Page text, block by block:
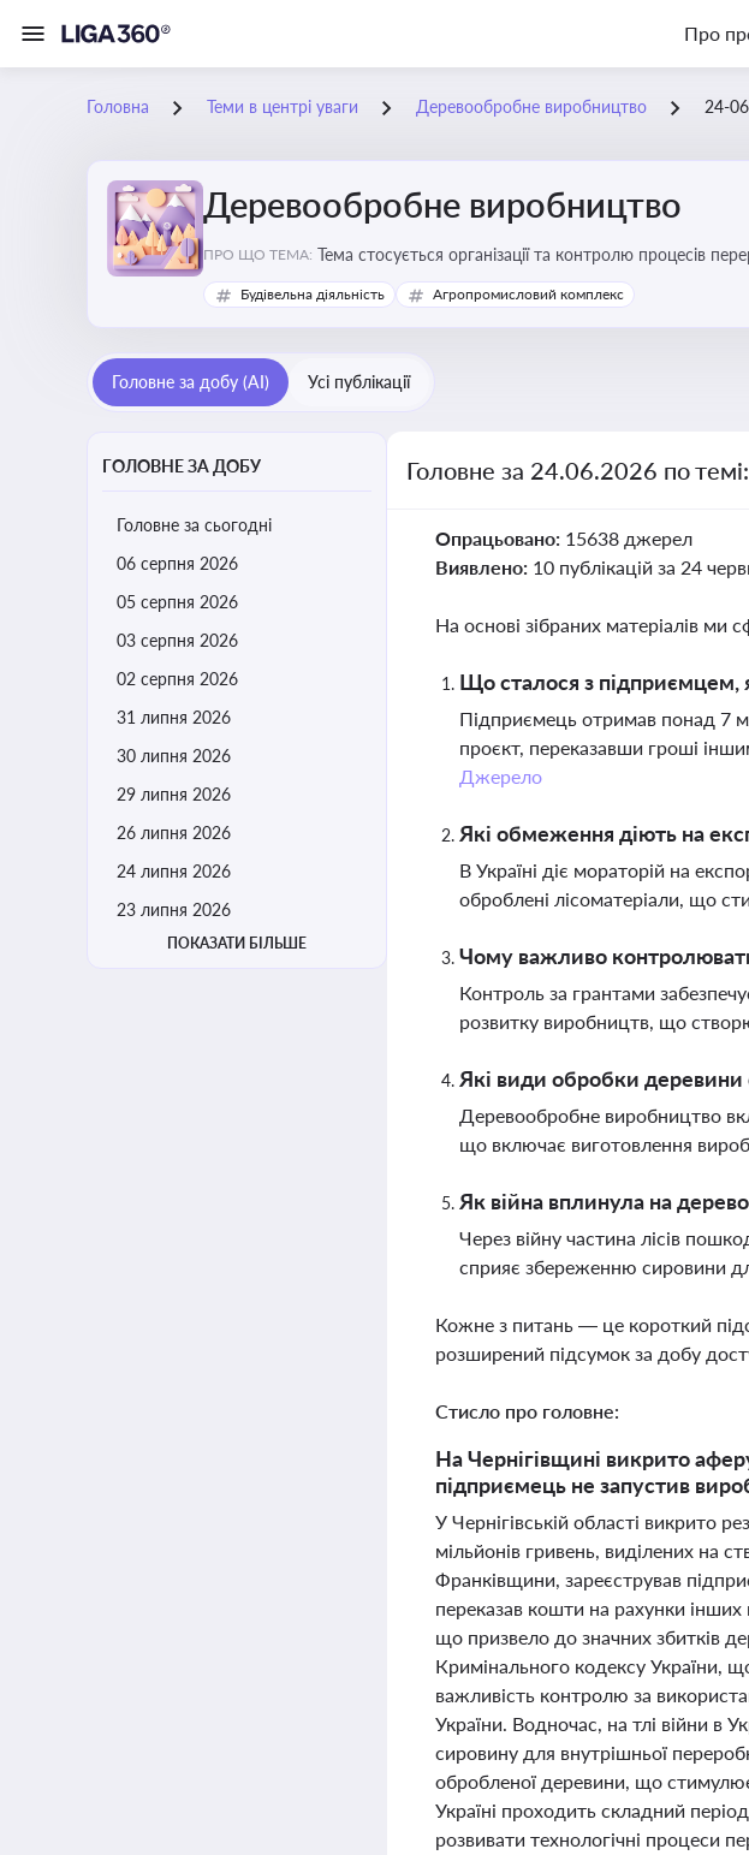
Про
Головна Теми в центрі уваги Деревообробне виробництво 24-
Деревообробне виробництво
ПРО ЩО ТЕМА: Тема стосується організації та контролю процесів
деревообробних підприємствах
Будівельна діяльність Агропромисловий комплекс
Головне за добу (AI) Усі публікації
ГОЛОВНЕ ЗА ДОБУ
Головне за сьогодні
06 серпня 2026
05 серпня 2026
03 серпня 2026
02 серпня 2026
31 липня 2026
30 липня 2026
29 липня 2026
26 липня 2026
24 липня 2026
23 липня 2026
ПОКАЗАТИ БІЛЬШЕ
Головне за 24.06.2026 по
Опрацьовано: 15638 джерел
Виявлено: 10 публікацій за 24
На основі зібраних матеріалів ми
Що сталося з підприємцем,
Підприємець отримав понад 7
проєкт, переказавши гроші
Джерело
Які обмеження діють на
В Україні діє мораторій на
оброблені лісоматеріали, що
Чому важливо
Контроль за грантами
розвитку виробництв, що
Які види обробки
Деревообробне виробництво
що включає виготовлення
Як війна вплинула на
Через війну частина лісів
сприяє збереженню сировини
Кожне з питань — це короткий
розширений підсумок за добу
Стисло про головне:
На Чернігівщині викрито
підприємець не запустив
У Чернігівській області викрито
мільйонів гривень, виділених на
Франківщини, зареєстрував
переказав кошти на рахунки
що призвело до значних збитків
Кримінального кодексу України,
важливість контролю за
України. Водночас, на тлі війни в
сировину для внутрішньої
обробленої деревини, що
Україні проходить складний
розвивати технологічні процеси